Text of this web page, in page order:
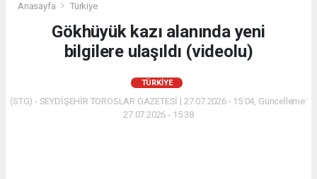
Anasayfa Türkiye
Gökhüyük kazı alanında yeni
bilgilere ulaşıldı (videolu)
TÜRKIYE
(STG) - SEYDİŞEHİR TOROSLAR GAZETESİ | 27.07.2026 - 15:04, Güncelleme:
27.07.2026 - 15:38